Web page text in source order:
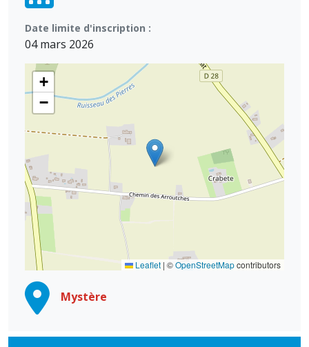
Date limite d'inscription :
04 mars 2026
+
−
Leaflet | ©OpenStreetMapcontributors
Mystère